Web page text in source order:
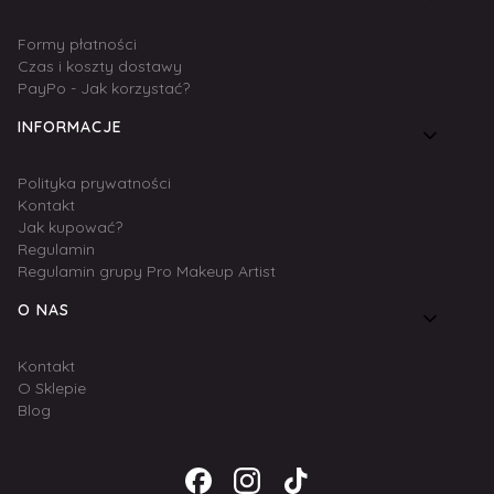
Formy płatności
Czas i koszty dostawy
PayPo - Jak korzystać?
INFORMACJE
Polityka prywatności
Kontakt
Jak kupować?
Regulamin
Regulamin grupy Pro Makeup Artist
O NAS
Kontakt
O Sklepie
Blog